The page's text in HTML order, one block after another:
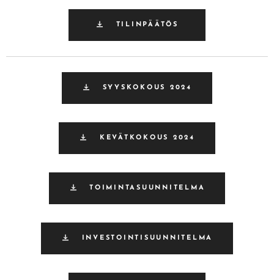
TILINPÄÄTÖS
SYYSKOKOUS 2024
KEVÄTKOKOUS 2024
TOIMINTASUUNNITELMA
INVESTOINTISUUNNITELMA